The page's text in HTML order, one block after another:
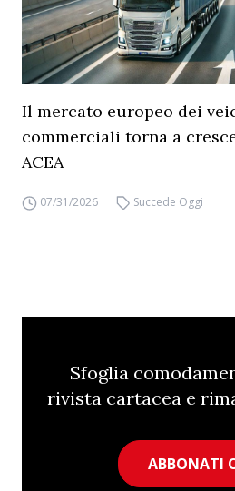
Il mercato europeo dei
commerciali torna a
ACEA
07/31/2026 Succede Oggi
Sfoglia
rivista cartacea e
ABBONATI